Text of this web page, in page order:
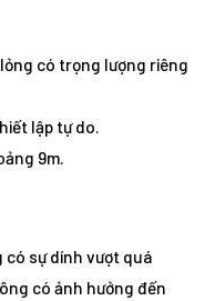
có trọng lượng riêng
lập tự do.
9m.
có sự dính vượt quá
có ảnh hưởng đến